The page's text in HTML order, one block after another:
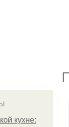
кухне: